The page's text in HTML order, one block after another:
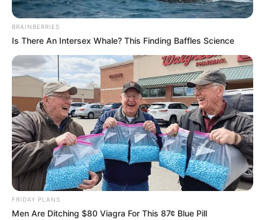
Artesanatos
Encadernação Artesanal
Filtro dos Sonhos
Lembrancinhas de Casamento
Mosaico
BRAINBERRIES
Is There An Intersex Whale? This Finding Baffles Science
FRIDAY PLANS
Men Are Ditching $80 Viagra For This 87¢ Blue Pill